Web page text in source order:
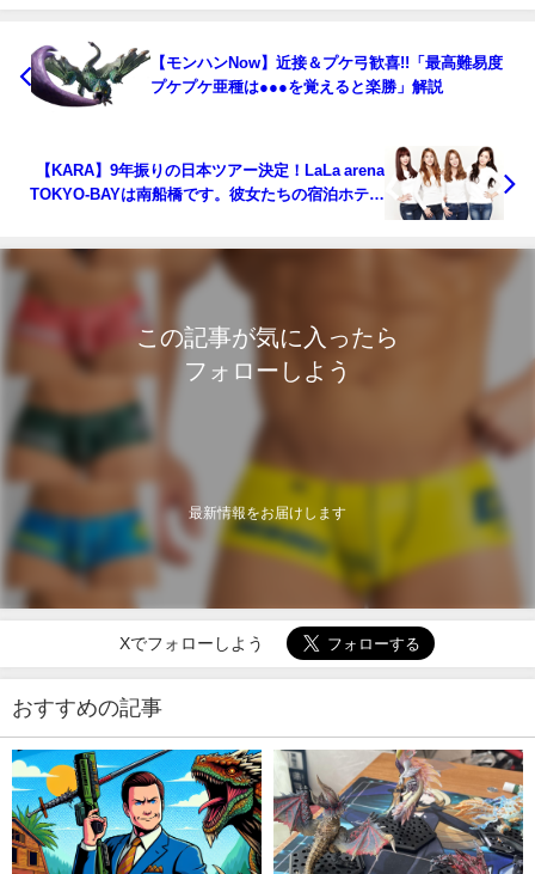
【モンハンNow】近接＆プケ弓歓喜!!「最高難易度
プケプケ亜種は●●●を覚えると楽勝」解説
【KARA】9年振りの日本ツアー決定！LaLa arena
TOKYO-BAYは南船橋です。彼女たちの宿泊ホテル
この記事が気に入ったら
フォローしよう
最新情報をお届けします
Xでフォローしよう
おすすめの記事